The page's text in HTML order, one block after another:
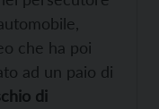
che ha poi
ad un paio di
di